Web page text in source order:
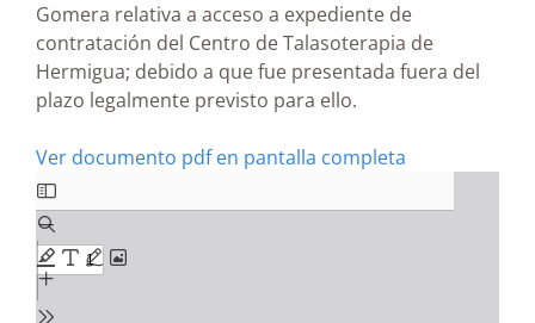
Gomera relativa a acceso a expediente de
contratación del Centro de Talasoterapia de
Hermigua; debido a que fue presentada fuera del
plazo legalmente previsto para ello.
Ver documento pdf en pantalla completa